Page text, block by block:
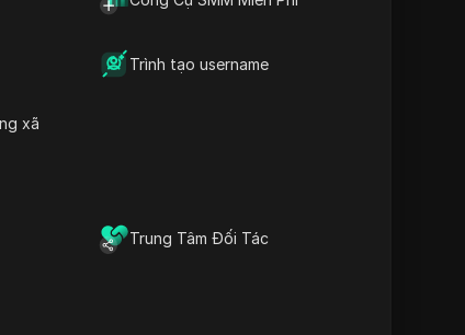
Trình tạo username
xã
Trung Tâm Đối Tác
Thông tin quan trọng
Từ khóa nội dung
Các câu hỏi và trả lời liên
gợi ý video
lý nhiều tài khoản một
an toàn và tránh bị cấm